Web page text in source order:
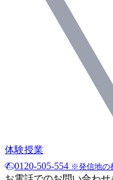
体験授業
0120-505-554 ※発信地の